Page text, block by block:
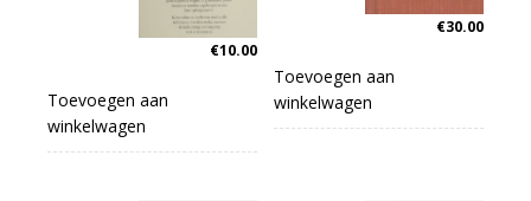
€10.00
Toevoegen aan
winkelwagen
€30.00
Toevoegen aan
winkelwagen